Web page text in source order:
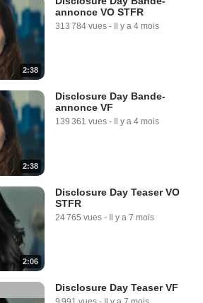
2:38
annonce VO STFR
313 784 vues - Il y a 4 mois
2:38
Disclosure Day Bande-
annonce VF
139 361 vues - Il y a 4 mois
2:06
Disclosure Day Teaser VO
STFR
24 765 vues - Il y a 7 mois
Disclosure Day Teaser VF